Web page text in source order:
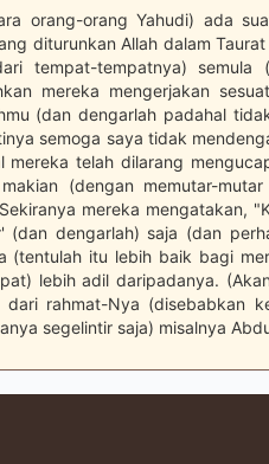
orang-orang Yahudi) ada
diturunkan Allah dalam
tempat-tempatnya)
mereka mengerjakan
(dan dengarlah padahal
semoga saya tidak
mereka telah dilarang
(dengan memutar-
mereka mengatakan,
(dan dengarlah) saja (dan
(tentulah itu lebih baik bagi
lebih adil daripadanya.
dari rahmat-Nya (disebabkan
segelintir saja) misalnya